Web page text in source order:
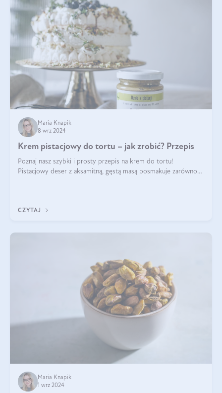
Maria Knapik
8 wrz 2024
Krem pistacjowy do tortu – jak zrobić? Przepis
Poznaj nasz szybki i prosty przepis na krem do tortu!
Pistacjowy deser z aksamitną, gęstą masą posmakuje zarówno
CZYTAJ
Maria Knapik
1 wrz 2024